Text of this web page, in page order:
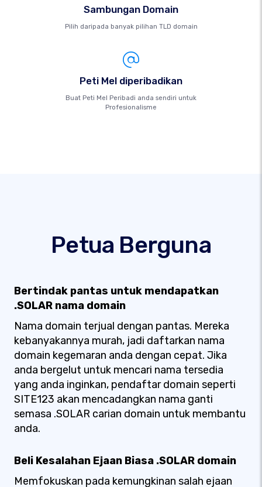
Sambungan Domain
Pilih daripada banyak pilihan TLD domain
Peti Mel diperibadikan
Buat Peti Mel Peribadi anda sendiri untuk
Profesionalisme
Petua Berguna
Bertindak pantas untuk mendapatkan
.SOLAR nama domain
Nama domain terjual dengan pantas. Mereka
kebanyakannya murah, jadi daftarkan nama
domain kegemaran anda dengan cepat. Jika
anda bergelut untuk mencari nama tersedia
yang anda inginkan, pendaftar domain seperti
SITE123 akan mencadangkan nama ganti
semasa .SOLAR carian domain untuk membantu
anda.
Beli Kesalahan Ejaan Biasa .SOLAR domain
Memfokuskan pada kemungkinan salah ejaan